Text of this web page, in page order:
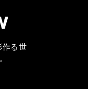
作る 世